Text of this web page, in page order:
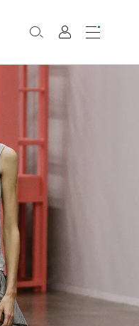
Rechercher
Mon
compte
Menu